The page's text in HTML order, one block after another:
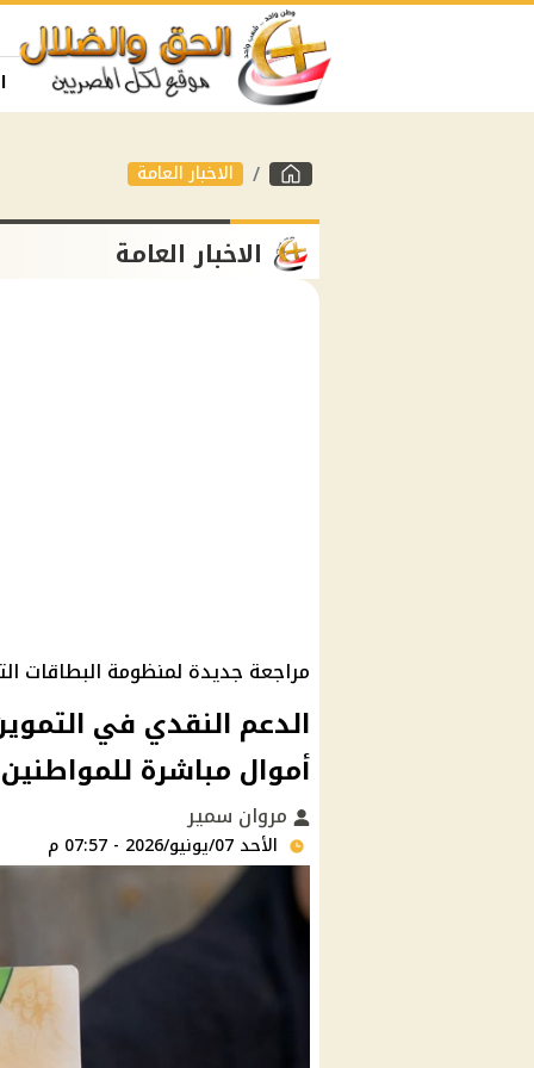
الاخبار العامة
الاخبار العامة
مراجعة جديدة لمنظومة البطاقات
أموال مباشرة للمواطنين
مروان سمير
الأحد 07/يونيو/2026 - 07:57 م